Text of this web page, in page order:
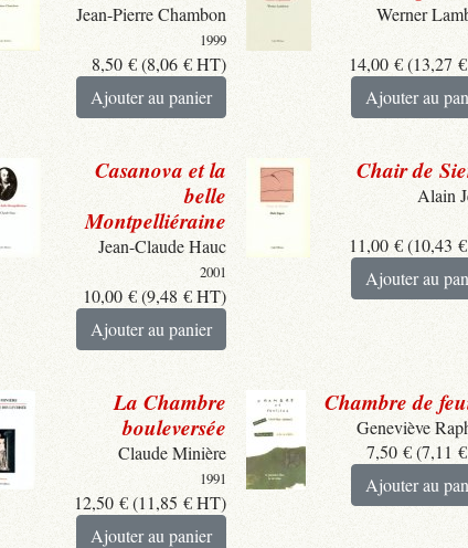
Jean-Pierre Chambon
1999
8,50€(8,06€HT)
Ajouter au panier
Werner
14,00 €(13,27 €
Ajouter au
Casanova et la
belle
Montpelliéraine
Jean-Claude Hauc
2001
10,00€(9,48€HT)
Ajouter au panier
Chair de
Alain
11,00 €(10,43 €
Ajouter au
La Chambre
bouleversée
Claude Minière
1991
12,50€(11,85€HT)
Ajouter au panier
Chambre de
Geneviève
7,50 €(7,11 €
Ajouter au